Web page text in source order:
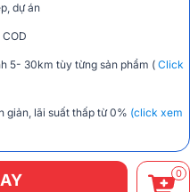
dự án
5- 30km tùy từng sản phẩm ( Click
giản, lãi suất thấp từ 0% (click xem
0